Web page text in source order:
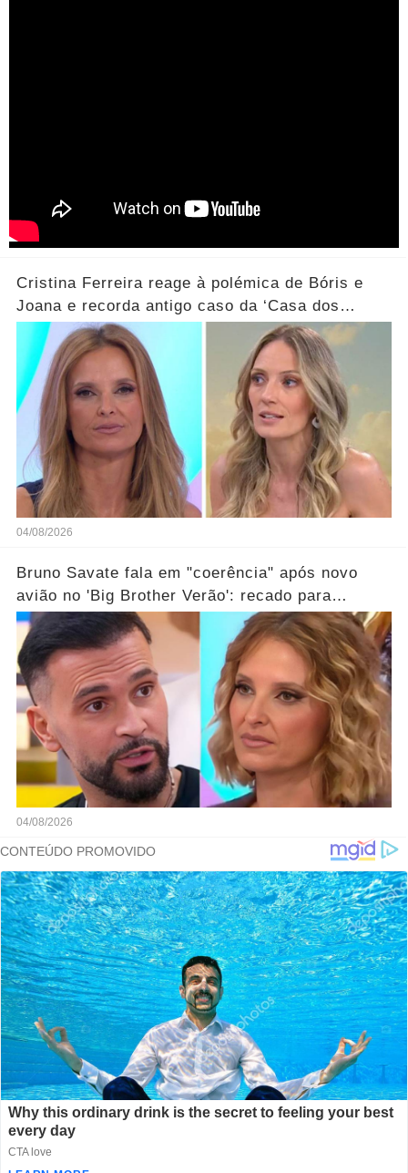
Cristina Ferreira reage à polémica de Bóris e
Joana e recorda antigo caso da ‘Casa dos
Segredos’
04/08/2026
Bruno Savate fala em "coerência" após novo
avião no 'Big Brother Verão': recado para
Cristina Ferreira?
04/08/2026